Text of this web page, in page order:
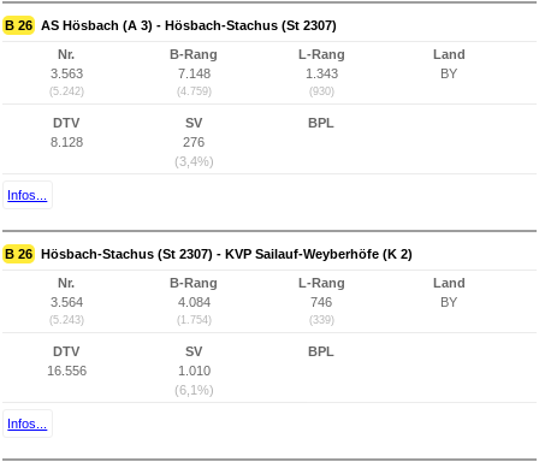
B 26 AS Hösbach (A 3) - Hösbach-Stachus (St 2307)
Nr.
3.563
(5.242)
B-Rang
7.148
(4.759)
L-Rang
1.343
(930)
Land
BY
DTV
8.128
SV
276
(3,4%)
BPL
Infos...
B 26 Hösbach-Stachus (St 2307) - KVP Sailauf-Weyberhöfe (K 2)
Nr.
3.564
(5.243)
B-Rang
4.084
(1.754)
L-Rang
746
(339)
Land
BY
DTV
16.556
SV
1.010
(6,1%)
BPL
Infos...